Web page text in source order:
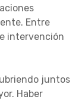
Entre
intervención
juntos
Haber